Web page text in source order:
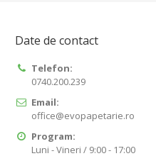
Date de contact
Telefon:
0740.200.239
Email:
office@evopapetarie.ro
Program:
Luni - Vineri / 9:00 - 17:00